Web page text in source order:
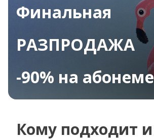
Финальная
РАЗПРОДАЖА
-90% на
Кому подходит и